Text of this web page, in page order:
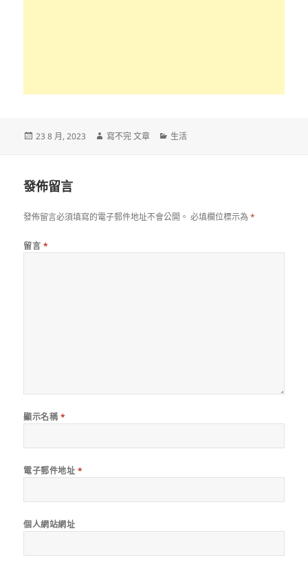
發
23 8 月, 2023
作
寫不完 文章
分
生活
發佈留言
發佈留言必須填寫的電子郵件地址不會公開。 必填欄位標示為*
留言 *
顯示名稱 *
電子郵件地址 *
個人網站網址